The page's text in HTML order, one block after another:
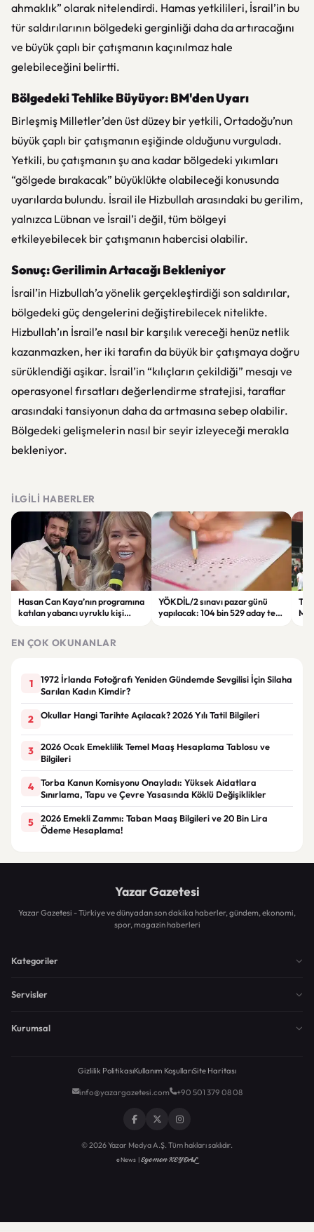
ahmaklık” olarak nitelendirdi. Hamas yetkilileri, İsrail’in bu
tür saldırılarının bölgedeki gerginliği daha da artıracağını
ve büyük çaplı bir çatışmanın kaçınılmaz hale
gelebileceğini belirtti.
Bölgedeki Tehlike Büyüyor: BM'den Uyarı
Birleşmiş Milletler’den üst düzey bir yetkili, Ortadoğu’nun
büyük çaplı bir çatışmanın eşiğinde olduğunu vurguladı.
Yetkili, bu çatışmanın şu ana kadar bölgedeki yıkımları
“gölgede bırakacak” büyüklükte olabileceği konusunda
uyarılarda bulundu. İsrail ile Hizbullah arasındaki bu gerilim,
yalnızca Lübnan ve İsrail’i değil, tüm bölgeyi
etkileyebilecek bir çatışmanın habercisi olabilir.
Sonuç: Gerilimin Artacağı Bekleniyor
İsrail’in Hizbullah’a yönelik gerçekleştirdiği son saldırılar,
bölgedeki güç dengelerini değiştirebilecek nitelikte.
Hizbullah’ın İsrail’e nasıl bir karşılık vereceği henüz netlik
kazanmazken, her iki tarafın da büyük bir çatışmaya doğru
sürüklendiği aşikar. İsrail’in “kılıçların çekildiği” mesajı ve
operasyonel fırsatları değerlendirme stratejisi, taraflar
arasındaki tansiyonun daha da artmasına sebep olabilir.
Bölgedeki gelişmelerin nasıl bir seyir izleyeceği merakla
bekleniyor.
İLGILI HABERLER
Hasan Can Kaya’nın programına
katılan yabancı uyruklu kişi
YÖKDİL/2 sınavı pazar günü
yapılacak: 104 bin 529 aday ter
EN ÇOK OKUNANLAR
1
1972 İrlanda Fotoğrafı Yeniden Gündemde Sevgilisi İçin Silaha
Sarılan Kadın Kimdir?
2 Okullar Hangi Tarihte Açılacak? 2026 Yılı Tatil Bilgileri
3
2026 Ocak Emeklilik Temel Maaş Hesaplama Tablosu ve
Bilgileri
4
Torba Kanun Komisyonu Onayladı: Yüksek Aidatlara
Sınırlama, Tapu ve Çevre Yasasında Köklü Değişiklikler
5
2026 Emekli Zammı: Taban Maaş Bilgileri ve 20 Bin Lira
Ödeme Hesaplama!
Yazar Gazetesi
Yazar Gazetesi - Türkiye ve dünyadan son dakika haberler, gündem, ekonomi,
spor, magazin haberleri
Kategoriler
Servisler
Kurumsal
Gizlilik PolitikasıKullanım KoşullarıSite Haritası
info@yazargazetesi.com +90 501 379 08 08
© 2026 Yazar Medya A.Ş. Tüm hakları saklıdır.
eNews |Egemen KEYDAL